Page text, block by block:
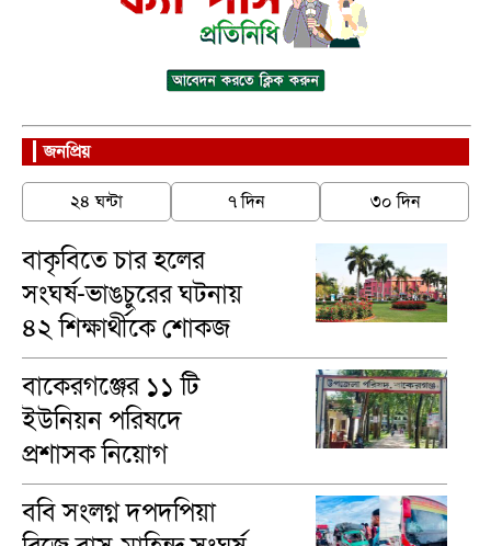
জনপ্রিয়
২৪ ঘন্টা ৭ দিন ৩০ দিন
বাকৃবিতে চার হলের
সংঘর্ষ-ভাঙচুরের ঘটনায়
৪২ শিক্ষার্থীকে শোকজ
বাকেরগঞ্জের ১১ টি
ইউনিয়ন পরিষদে
প্রশাসক নিয়োগ
ববি সংলগ্ন দপদপিয়া